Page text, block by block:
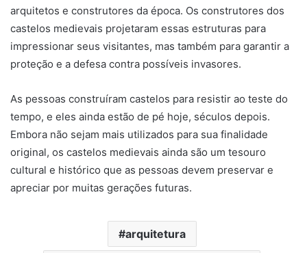
arquitetos e construtores da época. Os construtores dos
castelos medievais projetaram essas estruturas para
impressionar seus visitantes, mas também para garantir a
proteção e a defesa contra possíveis invasores.
As pessoas construíram castelos para resistir ao teste do
tempo, e eles ainda estão de pé hoje, séculos depois.
Embora não sejam mais utilizados para sua finalidade
original, os castelos medievais ainda são um tesouro
cultural e histórico que as pessoas devem preservar e
apreciar por muitas gerações futuras.
arquitetura